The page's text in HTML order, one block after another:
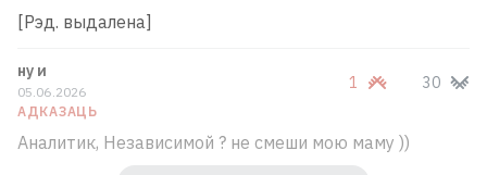
[Рэд. выдалена]
ну и
05.06.2026
АДКАЗАЦЬ
1 30
Аналитик, Независимой ? не смеши мою маму ))